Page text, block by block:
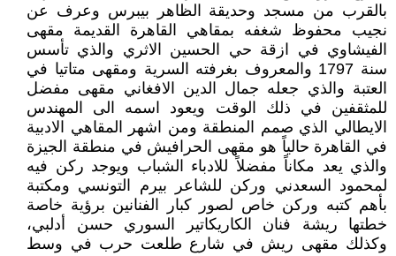
بالقرب من مسجد وحديقة الظاهر بيبرس وعرف عن
نجيب محفوظ شغفه بمقاهي القاهرة القديمة مقهى
الفيشاوي في ازقة حي الحسين الاثري والذي تأسس
سنة 1797 والمعروف بغرفته السرية ومقهى متاتيا في
العتبة والذي جعله جمال الدين الافغاني مقهى مفضل
للمثقفين في ذلك الوقت ويعود اسمه الى المهندس
الايطالي الذي صمم المنطقة ومن اشهر المقاهي الادبية
في القاهرة حالياً هو مقهى الحرافيش في منطقة الجيزة
والذي يعد مكاناً مفضلاً للادباء الشباب ويوجد ركن فيه
لمحمود السعدني وركن للشاعر بيرم التونسي ومكتبة
بأهم كتبه وركن خاص لصور كبار الفنانين برؤية خاصة
خطتها ريشة فنان الكاريكاتير السوري حسن أدلبي،
وكذلك مقهى ريش في شارع طلعت حرب في وسط